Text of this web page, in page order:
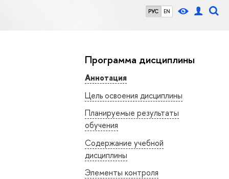
РУС EN
Программа дисциплины
Аннотация
Цель освоения дисциплины
Планируемые результаты
обучения
Содержание учебной
дисциплины
Элементы контроля